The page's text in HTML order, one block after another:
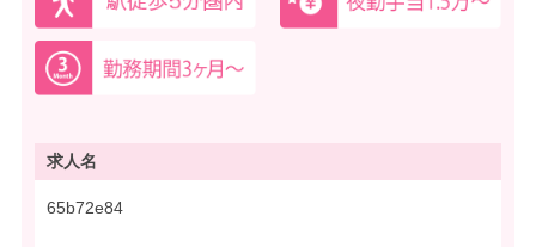
求人名
65b72e84